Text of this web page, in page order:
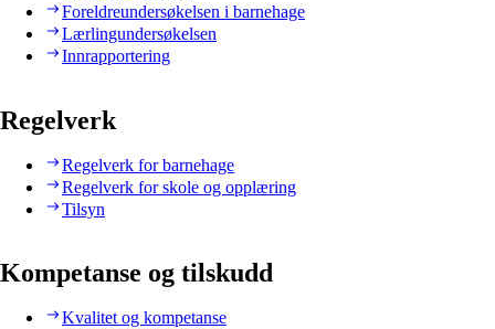
Foreldreundersøkelsen i barnehage
Lærlingundersøkelsen
Innrapportering
Regelverk
Regelverk for barnehage
Regelverk for skole og opplæring
Tilsyn
Kompetanse og tilskudd
Kvalitet og kompetanse